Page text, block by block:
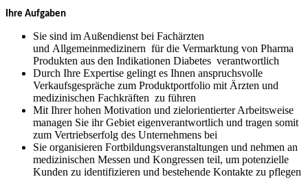
Ihre Aufgaben
Sie sind im Außendienst bei Fachärzten
und Allgemeinmedizinern für die Vermarktung von Pharma
Produkten aus den Indikationen Diabetes verantwortlich
Durch Ihre Expertise gelingt es Ihnen anspruchsvolle
Verkaufsgespräche zum Produktportfolio mit Ärzten und
medizinischen Fachkräften zu führen
Mit Ihrer hohen Motivation und zielorientierter Arbeitsweise
managen Sie ihr Gebiet eigenverantwortlich und tragen somit
zum Vertriebserfolg des Unternehmens bei
Sie organisieren Fortbildungsveranstaltungen und nehmen an
medizinischen Messen und Kongressen teil, um potenzielle
Kunden zu identifizieren und bestehende Kontakte zu pflegen